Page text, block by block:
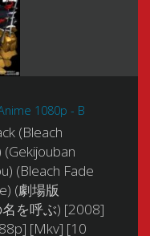
1080p - B
(Bleach
(Gekijouban
(Bleach Fade
(劇場版
名を呼ぶ) [2008]
[Mkv] [10